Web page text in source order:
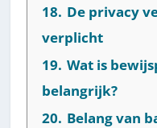
18. De privacy
verplicht
19. Wat is
belangrijk?
20. Belang van